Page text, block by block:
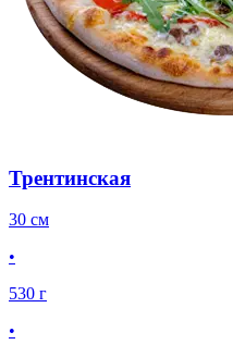
Трентинская
30 см
•
530 г
•